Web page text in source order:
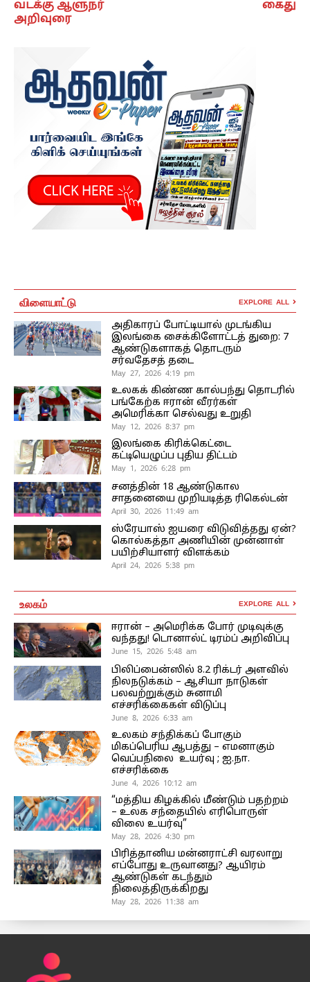
வடக்கு ஆளுநர்
அறிவுரை
கைது
விளையாட்டு EXPLORE ALL
அதிகாரப் போட்டியால் முடங்கிய
இலங்கை சைக்கிளோட்டத் துறை: 7
ஆண்டுகளாகத் தொடரும்
சர்வதேசத் தடை
May 27, 2026 4:19 pm
உலகக் கிண்ண கால்பந்து தொடரில்
பங்கேற்க ஈரான் வீரர்கள்
அமெரிக்கா செல்வது உறுதி
May 12, 2026 8:37 pm
இலங்கை கிரிக்கெட்டை
கட்டியெழுப்ப புதிய திட்டம்
May 1, 2026 6:28 pm
சனத்தின் 18 ஆண்டுகால
சாதனையை முறியடித்த ரிகெல்டன்
April 30, 2026 11:49 am
ஸ்ரேயாஸ் ஐயரை விடுவித்தது ஏன்?
கொல்கத்தா அணியின் முன்னாள்
பயிற்சியாளர் விளக்கம்
April 24, 2026 5:38 pm
உலகம் EXPLORE ALL
ஈரான் – அமெரிக்க போர் முடிவுக்கு
வந்தது! டொனால்ட் டிரம்ப் அறிவிப்பு
June 15, 2026 5:48 am
பிலிப்பைன்ஸில் 8.2 ரிக்டர் அளவில்
நிலநடுக்கம் – ஆசியா நாடுகள்
பலவற்றுக்கும் சுனாமி
எச்சரிக்கைகள் விடுப்பு
June 8, 2026 6:33 am
உலகம் சந்திக்கப் போகும்
மிகப்பெரிய ஆபத்து – எமனாகும்
வெப்பநிலை உயர்வு ; ஐ.நா.
எச்சரிக்கை
June 4, 2026 10:12 am
“மத்திய கிழக்கில் மீண்டும் பதற்றம்
– உலக சந்தையில் எரிபொருள்
விலை உயர்வு”
May 28, 2026 4:30 pm
பிரித்தானிய மன்னராட்சி வரலாறு
எப்போது உருவானது? ஆயிரம்
ஆண்டுகள் கடந்தும்
நிலைத்திருக்கிறது
May 28, 2026 11:38 am